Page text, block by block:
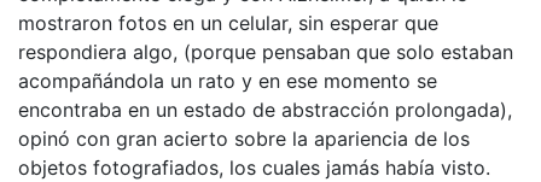
mostraron fotos en un celular, sin esperar que
respondiera algo, (porque pensaban que solo estaban
acompañándola un rato y en ese momento se
encontraba en un estado de abstracción prolongada),
opinó con gran acierto sobre la apariencia de los
objetos fotografiados, los cuales jamás había visto.